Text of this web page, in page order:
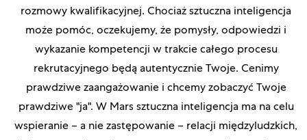
rozmowy kwalifikacyjnej. Chociaż sztuczna inteligencja
może pomóc, oczekujemy, że pomysły, odpowiedzi i
wykazanie kompetencji w trakcie całego procesu
rekrutacyjnego będą autentycznie Twoje. Cenimy
prawdziwe zaangażowanie i chcemy zobaczyć Twoje
prawdziwe "ja". W Mars sztuczna inteligencja ma na celu
wspieranie – a nie zastępowanie – relacji międzyludzkich,